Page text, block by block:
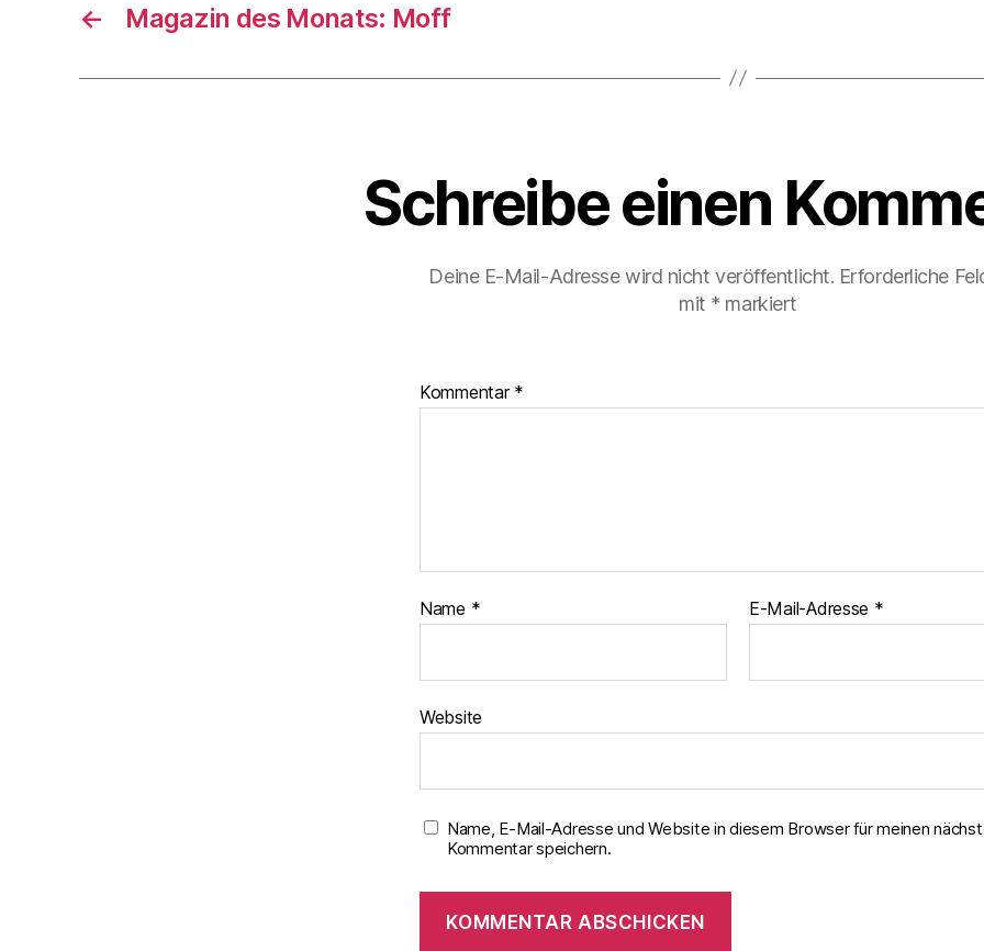
← Magazin des Monats: Moff
Schreibe einen
Deine E-Mail-Adresse wird nicht veröffentlicht. Erforderliche
mit * markiert
Kommentar *
Name * E-Mail-Adresse *
Website
Name, E-Mail-Adresse und Website in diesem Browser für meinen
Kommentar speichern.